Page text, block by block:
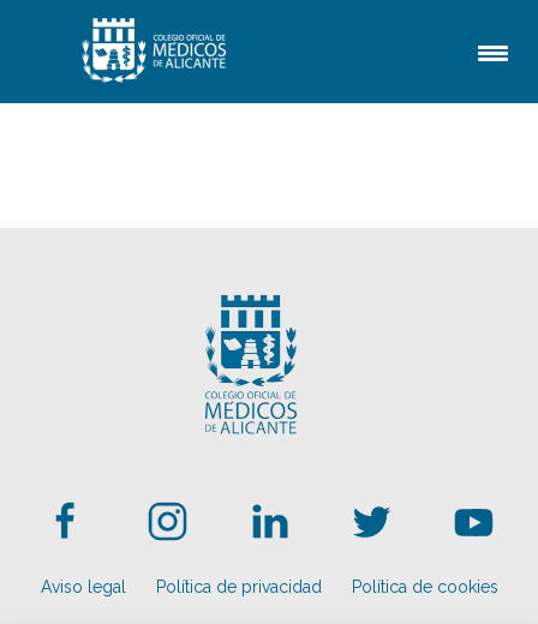
Aviso legal Política de privacidad Política de cookies